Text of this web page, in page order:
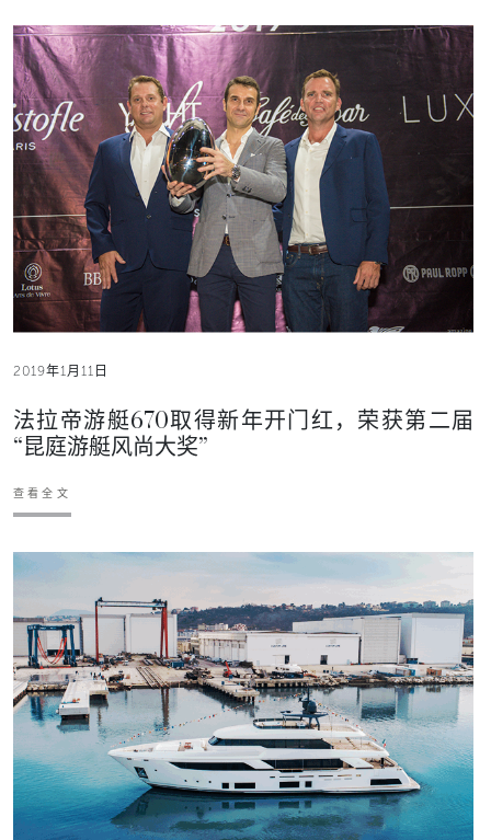
2019年1月11日
法拉帝游艇670取得新年开门红，荣获第二届
“昆庭游艇风尚大奖”
查看全文